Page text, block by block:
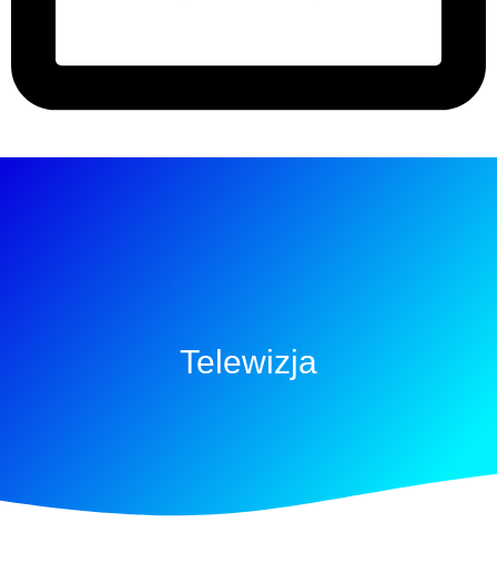
Telewizja